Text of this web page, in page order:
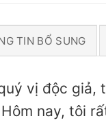
TIN BỔ SUNG
vị độc giả,
nay, tôi